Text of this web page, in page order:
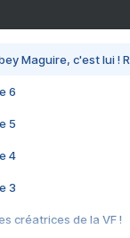
Maguire, c'est lui !
6
5
4
3
créatrices de la VF !